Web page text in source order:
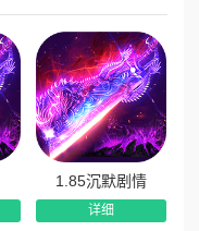
1.85沉默剧情
详细